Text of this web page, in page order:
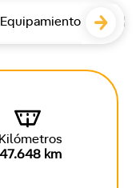
Equipamiento
Kilómetros
47.648 km